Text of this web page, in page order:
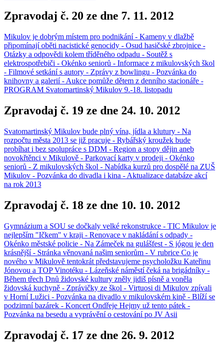
Zpravodaj č. 20 ze dne 7. 11. 2012
Mikulov je dobrým místem pro podnikání - Kameny v dlažbě
připomínají oběti nacistické genocidy - Osud hasičské zbrojnice -
Otázky a odpovědi kolem tříděného odpadu - Soutěž s
elektrospotřebiči - Okénko seniorů - Informace z mikulovských škol
- Filmové setkání s autory - Zprávy z bowlingu - Pozvánka do
knihovny a galerií - Aukce pomůže dětem z denního stacionáře -
PROGRAM Svatomartinský Mikulov 9.-18. listopadu
Zpravodaj č. 19 ze dne 24. 10. 2012
Svatomartinský Mikulov bude plný vína, jídla a klutury - Na
rozpočtu města 2013 se již pracuje - Rybářský kroužek bude
probíhat i bez spolupráce s DDM - Region a stopy dějin aneb
novokřtěnci v Mikulově - Parkovací karty v prodeji - Okénko
seniorů - Z mikulovských škol - Nabídka kurzů pro dospělé na ZUŠ
Mikulov - Pozvánka do divadla i kina - Aktualizace databáze akcí
na rok 2013
Zpravodaj č. 18 ze dne 10. 10. 2012
Gymnázium a SOU se dočkaly velké rekonstrukce - TIC Mikulov je
nejlepším "Ičkem" v kraji - Renovace v nakládání s odpady -
Okénko městské policie - Na Zámeček na gulášfest - S jógou je den
krásnější - Stránka věnovaná našim seniorům - V rubrice Co je
nového v Mikulově tentokrát představujeme psycholožku Kateřinu
Jónovou a TOP Vinotéku - Lázeňské náměstí čeká na brigádníky -
Během třech Dnů židovské kultury zněly jidiš písně a voněla
židovská kuchyně - Zprávičky ze škol - Virtuosi di Mikulov zpívali
v Horní Lužici - Pozvánka na divadlo v mikulovském kině - Blíží se
podzimní bazárek - Koncert Ondřeje Hejmy už tento pátek -
Pozvánka na besedu a vyprávění o cestování po JV Asii
Zpravodaj č. 17 ze dne 26. 9. 2012